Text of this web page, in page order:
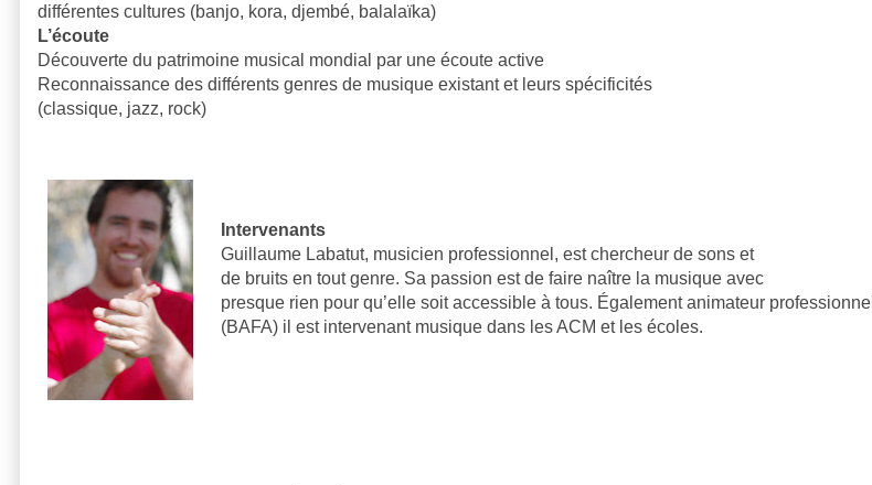
différentes cultures (banjo, kora, djembé, balalaïka)
L’écoute
Découverte du patrimoine musical mondial par une écoute active
Reconnaissance des différents genres de musique existant et leurs spécificités
(classique, jazz, rock)
Intervenants
Guillaume Labatut, musicien professionnel, est chercheur de sons et
de bruits en tout genre. Sa passion est de faire naître la musique avec
presque rien pour qu’elle soit accessible à tous. Également animateur professionnel
(BAFA) il est intervenant musique dans les ACM et les écoles.